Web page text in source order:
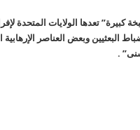
تعدها الولایات المتحدة
البعثیین وبعض العناصر
.